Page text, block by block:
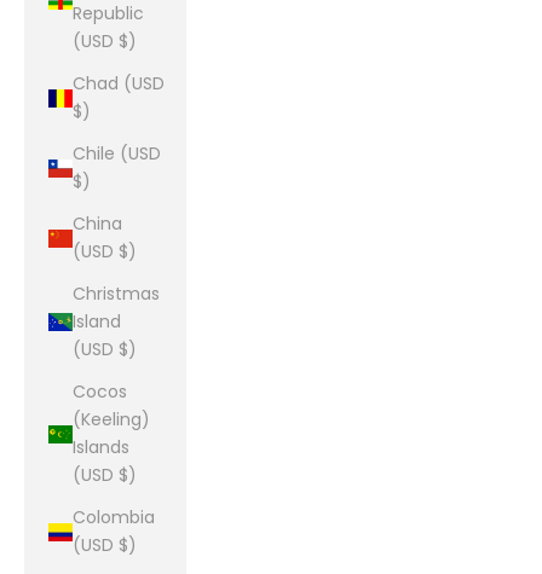
Republic
(USD $)
Chad (USD
$)
Chile (USD
$)
China
(USD $)
Christmas
Island
(USD $)
Cocos
(Keeling)
Islands
(USD $)
Colombia
(USD $)